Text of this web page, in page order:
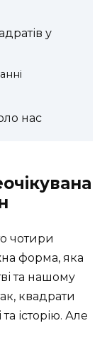
у
нас
чотири
форма, яка
та нашому
квадрати
історію. Але